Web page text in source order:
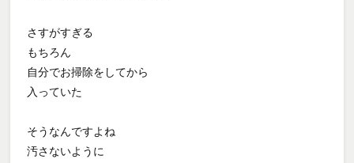
さすがすぎる
もちろん
自分でお掃除をしてから
入っていた
そうなんですよね
汚さないように